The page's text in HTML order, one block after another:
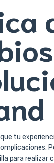
tu
para realizar